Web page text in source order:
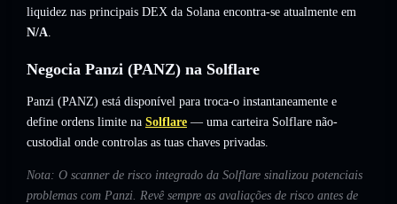
liquidez nas principais DEX da Solana encontra-se atualmente em
N/A.
Negocia Panzi (PANZ) na Solflare
Panzi (PANZ) está disponível para troca-o instantaneamente e
define ordens limite na Solflare — uma carteira Solflare não-
custodial onde controlas as tuas chaves privadas.
Nota: O scanner de risco integrado da Solflare sinalizou potenciais
problemas com Panzi. Revê sempre as avaliações de risco antes de